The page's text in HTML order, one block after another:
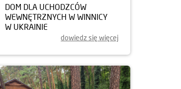
DOM DLA UCHODZCÓW
WEWNĘTRZNYCH W WINNICY
W UKRAINIE
dowiedz się więcej